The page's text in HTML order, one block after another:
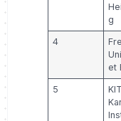
g
4
et
5